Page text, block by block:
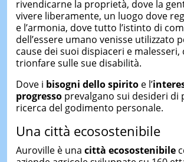
rivendicarne la proprietà, dove la
vivere liberamente, un luogo dove
e l’armonia, dove tutto l’istinto di
dell’essere umano venisse utilizzato
cause dei suoi dispiaceri e malesseri,
trionfare sulle sue disabilità.
Dove i bisogni dello spiritoe l’
progressoprevalgano sui desideri di
ricerca del godimento personale.
Una città ecosostenibile
Auroville è una città ecosostenibile